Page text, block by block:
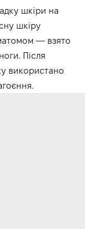
шкіри на
шкіру
— взято
Після
використано